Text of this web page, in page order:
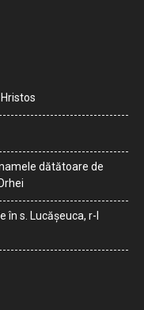
dătătoare de
în s. Lucășeuca, r-l